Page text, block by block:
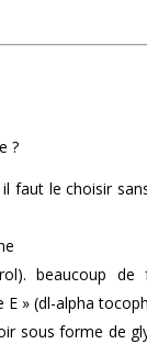
?
il faut le choisir
beaucoup
» (dl-alpha
sous forme de